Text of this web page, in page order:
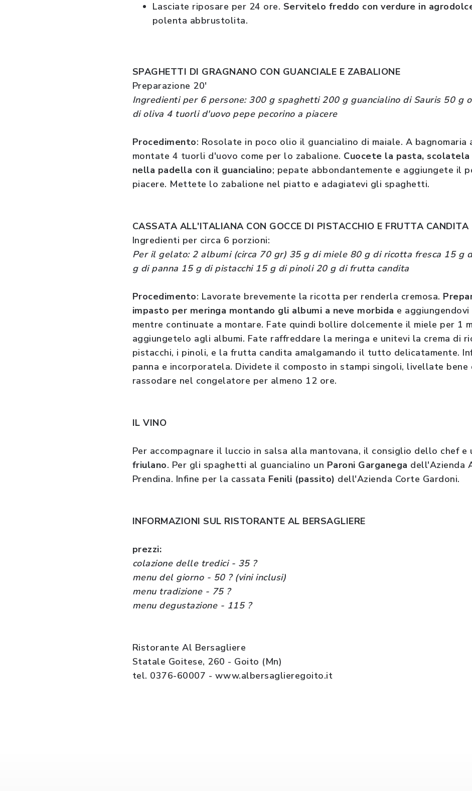
Lasciate riposare per 24 ore. Servitelo freddo con verdure in
polenta abbrustolita.
SPAGHETTI DI GRAGNANO CON GUANCIALE E ZABALIONE
Preparazione 20'
Ingredienti per 6 persone: 300 g spaghetti 200 g guancialino di Sauris 50 g
di oliva 4 tuorli d'uovo pepe pecorino a piacere
Procedimento: Rosolate in poco olio il guancialino di maiale. A bagnomaria
montate 4 tuorli d'uovo come per lo zabalione. Cuocete la pasta,
nella padella con il guancialino; pepate abbondantemente e aggiungete il
piacere. Mettete lo zabalione nel piatto e adagiatevi gli spaghetti.
CASSATA ALL'ITALIANA CON GOCCE DI PISTACCHIO E FRUTTA CANDITA
Ingredienti per circa 6 porzioni:
Per il gelato: 2 albumi (circa 70 gr) 35 g di miele 80 g di ricotta fresca 15 g
g di panna 15 g di pistacchi 15 g di pinoli 20 g di frutta candita
Procedimento: Lavorate brevemente la ricotta per renderla cremosa.
impasto per meringa montando gli albumi a neve morbida e
mentre continuate a montare. Fate quindi bollire dolcemente il miele per 1
aggiungetelo agli albumi. Fate raffreddare la meringa e unitevi la crema di
pistacchi, i pinoli, e la frutta candita amalgamando il tutto delicatamente.
panna e incorporatela. Dividete il composto in stampi singoli, livellate bene
rassodare nel congelatore per almeno 12 ore.
IL VINO
Per accompagnare il luccio in salsa alla mantovana, il consiglio dello chef e
friulano. Per gli spaghetti al guancialino un Paroni Garganega dell'Azienda
Prendina. Infine per la cassata Fenili (passito) dell'Azienda Corte Gardoni.
INFORMAZIONI SUL RISTORANTE AL BERSAGLIERE
prezzi:
colazione delle tredici - 35 ?
menu del giorno - 50 ? (vini inclusi)
menu tradizione - 75 ?
menu degustazione - 115 ?
Ristorante Al Bersagliere
Statale Goitese, 260 - Goito (Mn)
tel. 0376-60007 - www.albersaglieregoito.it